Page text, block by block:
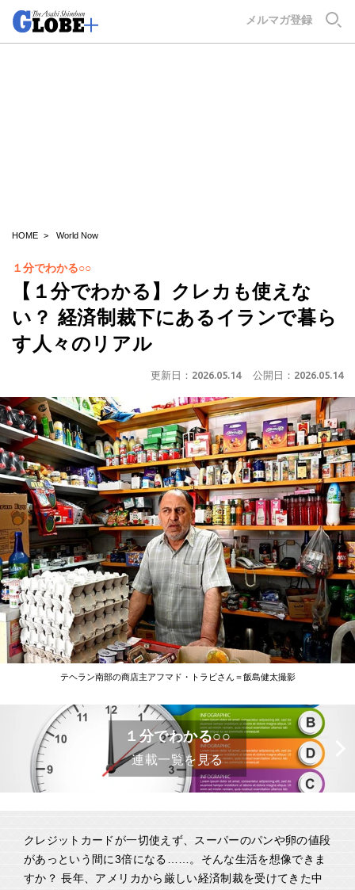
メルマガ登録
HOME World Now
１分でわかる○○
【１分でわかる】クレカも使えな
い？ 経済制裁下にあるイランで暮ら
す人々のリアル
更新日： 2026.05.14 公開日： 2026.05.14
テヘラン南部の商店主アフマド・トラビさん＝飯島健太撮影
１分でわかる○○
連載一覧を見る
クレジットカードが一切使えず、スーパーのパンや卵の値段
があっという間に3倍になる……。そんな生活を想像できま
すか？ 長年、アメリカから厳しい経済制裁を受けてきた中